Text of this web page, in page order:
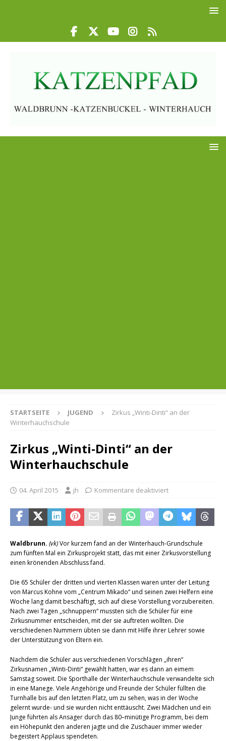
STARTSEITE JUGEND
Zirkus „Winti-Dinti“ an der
Winterhauchschule
Zirkus „Winti-Dinti“ an der
Winterhauchschule
04. April 2015 jh Kommentare deaktiviert
Waldbrunn. (vk)Vor kurzem fand an der Winterhauch-Grundschule
zum fünften Mal ein Zirkusprojekt statt, das mit einer Zirkusvorstellung
einen krönenden Abschluss fand.
Die 65 Schüler der dritten und vierten Klassen waren unter der Leitung
von Marcus Kohne vom „Centrum Mikado“ und seinen zwei Helfern eine
Woche lang damit beschäftigt, sich auf diese Vorstellung vorzubereiten.
Nach zwei Tagen „schnuppern“ mussten sich die Schüler für eine
Zirkusnummer entscheiden, mit der sie auftreten wollten. Die
verschiedenen Nummern übten sie dann mit Hilfe ihrer Lehrer sowie
der Unterstützung von Eltern ein.
Nachdem die Schüler aus verschiedenen Vorschlägen „ihren“
Zirkusnamen „Winti-Dinti“ gewählt hatten, war es dann an eimem
Samstag soweit. Die Sporthalle der Winterhauchschule verwandelte sich
in eine Manege. Viele Angehörige und Freunde der Schüler füllten die
Turnhalle bis auf den letzten Platz, um zu sehen, was in der Woche
gelernt wurde- und sie wurden nicht enttäuscht. Zwei Mädchen und ein
Junge führten als Ansager durch das 80–minütige Programm, bei dem
ein Höhepunkt den anderen jagte und die Zuschauer immer wieder
begeistert Applaus spendeten.